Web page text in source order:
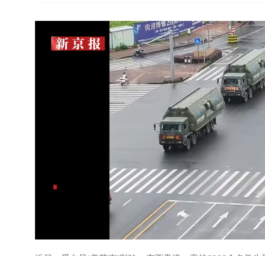
Loaded
100.00%